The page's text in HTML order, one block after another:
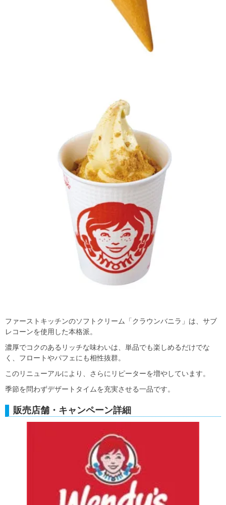
ファーストキッチンのソフトクリーム「クラウンバニラ」は、サブ
レコーンを使用した本格派。
濃厚でコクのあるリッチな味わいは、単品でも楽しめるだけでな
く、フロートやパフェにも相性抜群。
このリニューアルにより、さらにリピーターを増やしています。
季節を問わずデザートタイムを充実させる一品です。
販売店舗・キャンペーン詳細